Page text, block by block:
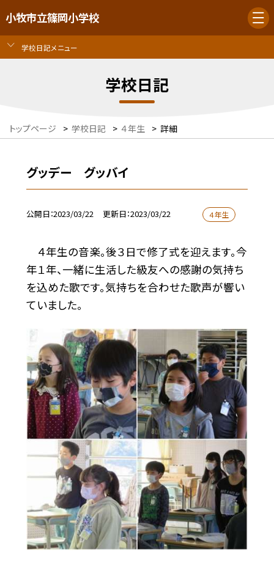
小牧市立篠岡小学校
学校日記メニュー
学校日記
トップページ > 学校日記 > ４年生 > 詳細
グッデー グッバイ
公開日 2023/03/22 更新日 2023/03/22 ４年生
４年生の音楽。後３日で修了式を迎えます。今
年１年、一緒に生活した級友への感謝の気持ち
を込めた歌です。気持ちを合わせた歌声が響い
ていました。